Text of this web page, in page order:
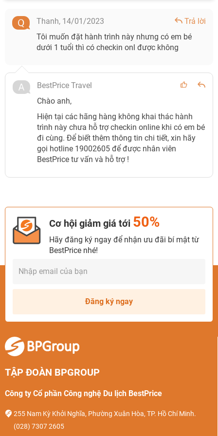
Thanh, 14/01/2023
Trả lời
Tôi muốn đặt hành trình này nhưng có em bé
dưới 1 tuổi thì có checkin onl được không
BestPrice Travel
Chào anh,
Hiện tại các hãng hàng không khai thác hành
trình này chưa hỗ trợ checkin online khi có em bé
đi cùng. Để biết thêm thông tin chi tiết, xin hãy
gọi hotline 19002605 để được nhân viên
BestPrice tư vấn và hỗ trợ !
Cơ hội giảm giá tới 50%
Hãy đăng ký ngay để nhận ưu đãi bí mật từ
BestPrice nhé!
Đăng ký ngay
TẬP ĐOÀN BPGROUP
Công ty Cổ phần Công nghệ Du lịch BestPrice
255 Nam Kỳ Khởi Nghĩa, Phường Xuân Hòa, TP. Hồ Chí Minh.
(028) 7307 2605